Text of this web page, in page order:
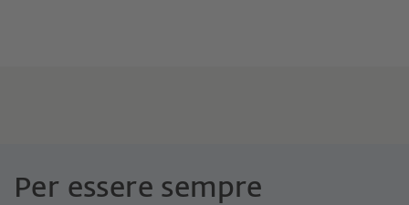
Per essere sempre